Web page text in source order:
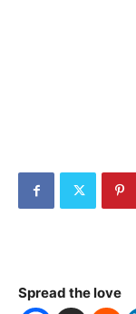
Spread the love